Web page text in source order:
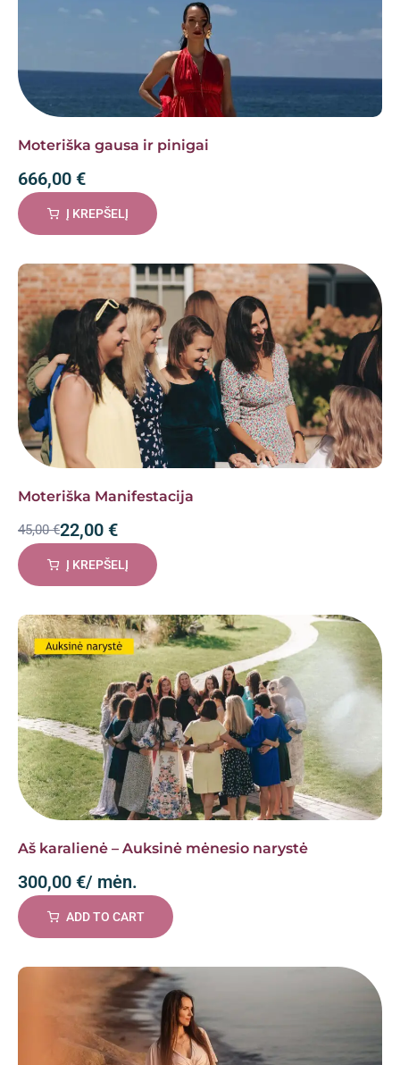
Moteriška gausa ir pinigai
666,00 €
Į KREPŠELĮ
Moteriška Manifestacija
45,00€22,00 €
Į KREPŠELĮ
Aš karalienė – Auksinė mėnesio narystė
300,00 €/ mėn.
ADD TO CART